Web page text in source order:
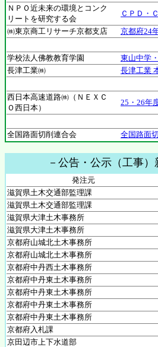
ＮＰＯ近未来の環境とコンク
リートを研究する会
ＣＰＤ・
㈱東京商工リサーチ京都支店
京都府24
学校法人佛教教育学園
東山中学
長津工業㈱
長津工業
西日本高速道路㈱（ＮＥＸＣ
Ｏ西日本）
25・26年
全国路面切削連合会 全国路面
－公告・公示（工事）新
発注元
滋賀県土木交通部監理課
滋賀県土木交通部監理課
滋賀県大津土木事務所
滋賀県大津土木事務所
京都府山城北土木事務所
京都府山城北土木事務所
京都府中丹西土木事務所
京都府中丹東土木事務所
京都府中丹東土木事務所
京都府中丹東土木事務所
京都府中丹東土木事務所
京都府入札課
京田辺市上下水道部